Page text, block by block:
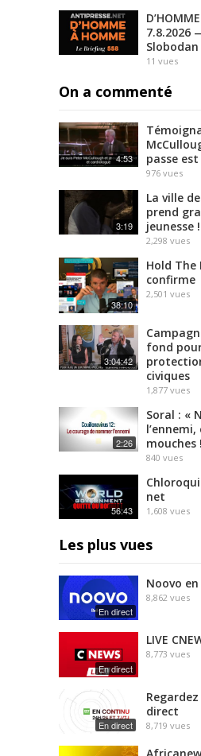
7.8.2026
11 vues
On a commenté
4:53
passe
976 vues
3:19
La ville
prend
jeunesse !
2,298 vues
38:10
Hold The
confirme
2,501 vues
3:04:42
fond
civiques
1,877 vues
2:26
Soral : «
l’ennemi,
mouches
840 vues
56:43
net
1,608 vues
Les plus vues
En direct
Noovo
8,862 vues
En direct
LIVE
8,773 vues
En direct
direct
8,719 vues